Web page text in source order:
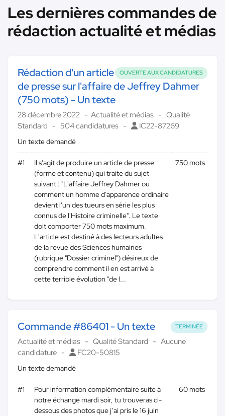
Les dernières commandes de
rédaction actualité et médias
OUVERTE AUX CANDIDATURES
Rédaction d'un article
de presse sur l'affaire de Jeffrey Dahmer
(750 mots) - Un texte
28 décembre 2022 Actualité et médias
Qualité
Standard
504 candidatures IC22-87269
Un texte demandé
#1
Il s'agit de produire un article de presse
(forme et contenu) qui traite du sujet
suivant : "L'affaire Jeffrey Dahmer ou
comment un homme d'apparence ordinaire
devient l'un des tueurs en série les plus
connus de l'Histoire criminelle". Le texte
doit comporter 750 mots maximum.
L'article est destiné à des lecteurs adultes
de la revue des Sciences humaines
(rubrique "Dossier criminel") désireux de
comprendre comment il en est arrivé à
cette terrible évolution "de l...
750 mots
TERMINÉE
Commande #86401 - Un texte
Actualité et médias Qualité Standard
Aucune
candidature
FC20-50815
Un texte demandé
#1
Pour information complémentaire suite à
notre échange mardi soir, tu trouveras ci-
dessous des photos que j’ai pris le 16 juin
60 mots